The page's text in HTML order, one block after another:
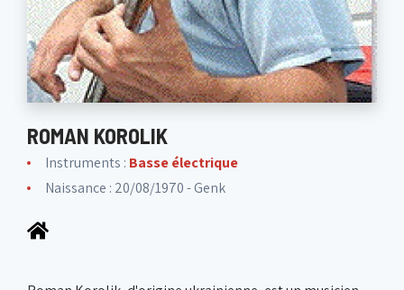
ROMAN KOROLIK
Instruments : Basse électrique
Naissance : 20/08/1970 - Genk